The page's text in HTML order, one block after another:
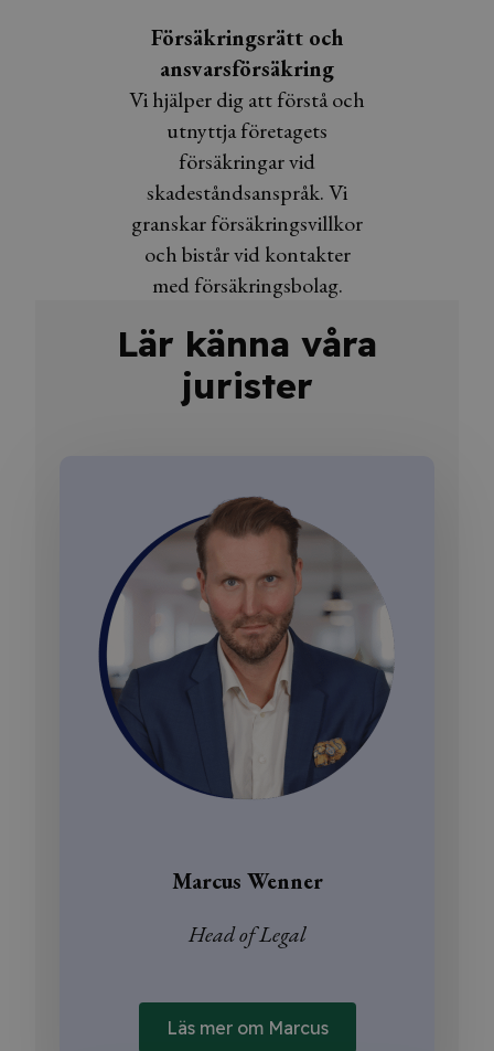
Försäkringsrätt och
ansvarsförsäkring
Vi hjälper dig att förstå och
utnyttja företagets
försäkringar vid
skadeståndsanspråk. Vi
granskar försäkringsvillkor
och bistår vid kontakter
med försäkringsbolag.
Lär känna våra
jurister
Marcus Wenner
Head of Legal
Läs mer om Marcus